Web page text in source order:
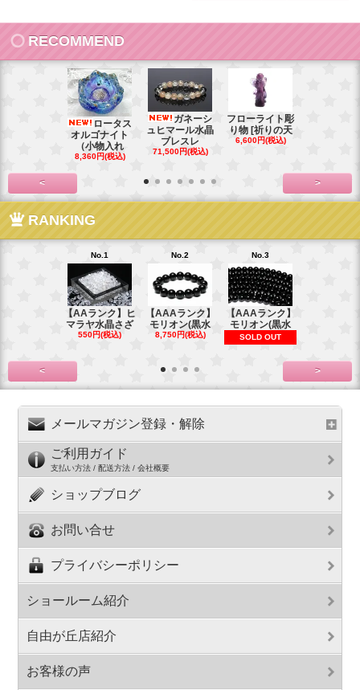
RECOMMEND
ロータス
オルゴナイト
（小物入れ
8,360円(税込)
ガネーシ
ュヒマール水晶
ブレスレ
71,500円(税込)
フローライト彫
り物 [祈りの天
6,600円(税込)
< >
RANKING
No.1
【AAランク】ヒ
マラヤ水晶さざ
550円(税込)
No.2
【AAAランク】
モリオン(黒水
8,750円(税込)
No.3
【AAAランク】
モリオン(黒水
SOLD OUT
< >
メールマガジン登録・解除
ご利用ガイド
支払い方法 / 配送方法 / 会社概要
ショップブログ
お問い合せ
プライバシーポリシー
ショールーム紹介
自由が丘店紹介
お客様の声